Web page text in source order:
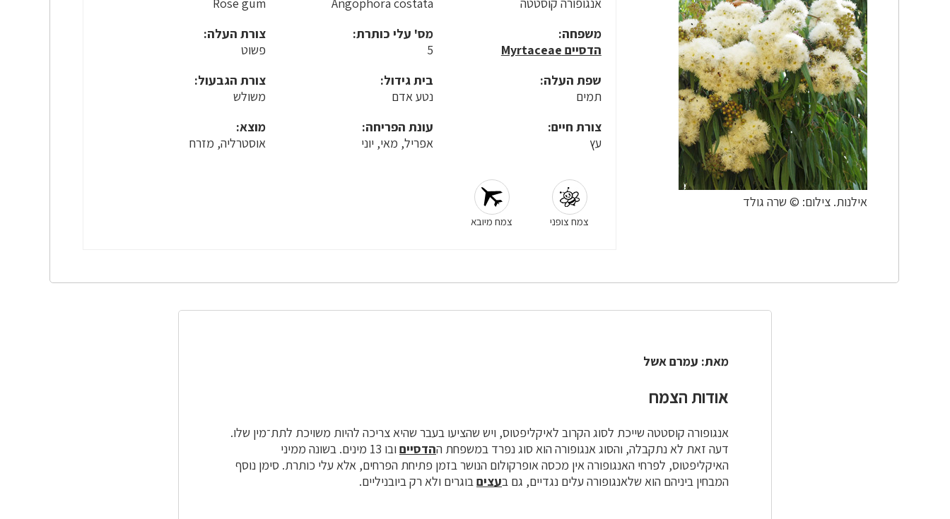
אילנות. צילום: © שרה גולד
משפחה:
הדסיים Myrtaceae
מס' עלי כותרת:
5
צורת העלה:
פשוט
שפת העלה:
תמים
בית גידול:
נטע אדם
צורת הגבעול:
משולש
צורת חיים:
עץ
עונת הפריחה:
אפריל, מאי, יוני
מוצא:
אוסטרליה, מזרח
צמח צופני צמח מיובא
מאת: עמרם אשל
אודות הצמח
אנגופורה קוסטטה שייכת לסוג הקרוב לאיקליפטוס, ויש שהציעו בעבר שהיא צריכה להיות משויכת לתת־מין שלו.
דעה זאת לא נתקבלה, והסוג אנגופורה הוא סוג נפרד במשפחת ההדסיים
ובו 13 מינים. בשונה ממיני
האיקליפטוס, לפרחי האנגופורה אין מכסה אופרקולום הנושר בזמן פתיחת הפרחים, אלא עלי כותרת. סימן נוסף
המבחין ביניהם הוא שלאנגופורה עלים נגדיים, גם בעציםבוגרים ולא רק ביובניליים.